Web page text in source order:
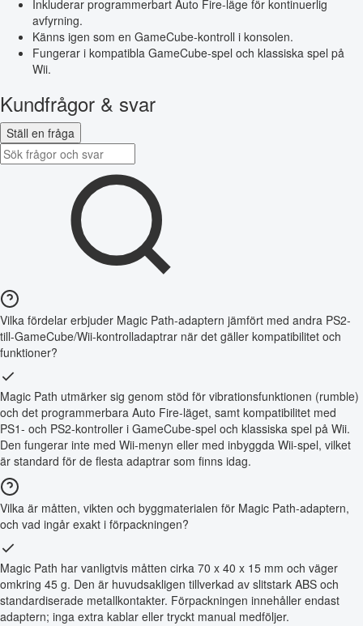
Inkluderar programmerbart Auto Fire-läge för kontinuerlig
avfyrning.
Känns igen som en GameCube-kontroll i konsolen.
Fungerar i kompatibla GameCube-spel och klassiska spel på
Wii.
Kundfrågor & svar
Ställ en fråga
Vilka fördelar erbjuder Magic Path-adaptern jämfört med andra PS2-
till-GameCube/Wii-kontrolladaptrar när det gäller kompatibilitet och
funktioner?
Magic Path utmärker sig genom stöd för vibrationsfunktionen (rumble)
och det programmerbara Auto Fire-läget, samt kompatibilitet med
PS1- och PS2-kontroller i GameCube-spel och klassiska spel på Wii.
Den fungerar inte med Wii-menyn eller med inbyggda Wii-spel, vilket
är standard för de flesta adaptrar som finns idag.
Vilka är måtten, vikten och byggmaterialen för Magic Path-adaptern,
och vad ingår exakt i förpackningen?
Magic Path har vanligtvis måtten cirka 70 x 40 x 15 mm och väger
omkring 45 g. Den är huvudsakligen tillverkad av slitstark ABS och
standardiserade metallkontakter. Förpackningen innehåller endast
adaptern; inga extra kablar eller tryckt manual medföljer.